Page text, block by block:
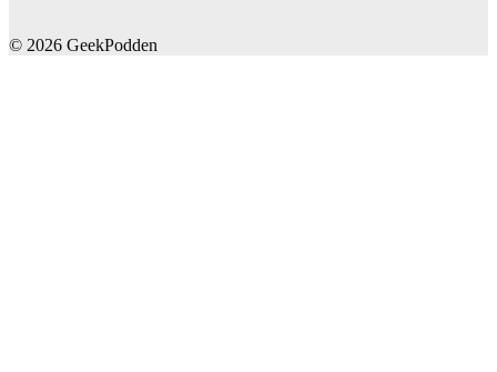
© 2026 GeekPodden